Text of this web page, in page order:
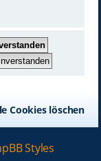
Cookies löschen
Styles